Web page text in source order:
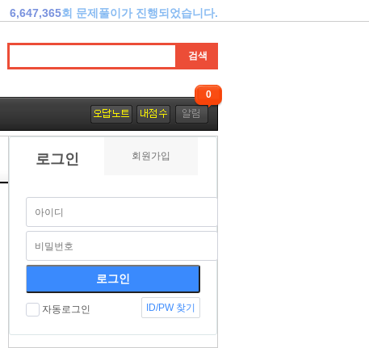
6,647,365회 문제풀이가 진행되었습니다.
0
로그인 회원가입
자동로그인 ID/PW 찾기